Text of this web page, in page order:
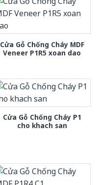
Cửa Gỗ Chống Cháy MDF
Veneer P1R5 xoan dao
Cửa Gỗ Chống Cháy P1
cho khach san